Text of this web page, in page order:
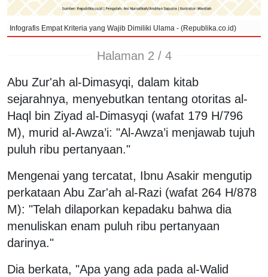
Infografis Empat Kriteria yang Wajib Dimiliki Ulama - (Republika.co.id)
Halaman 2 / 4
Abu Zur'ah al-Dimasyqi, dalam kitab
sejarahnya, menyebutkan tentang otoritas al-
Haql bin Ziyad al-Dimasyqi (wafat 179 H/796
M), murid al-Awza’i: "Al-Awza’i menjawab tujuh
puluh ribu pertanyaan."
Mengenai yang tercatat, Ibnu Asakir mengutip
perkataan Abu Zar'ah al-Razi (wafat 264 H/878
M): "Telah dilaporkan kepadaku bahwa dia
menuliskan enam puluh ribu pertanyaan
darinya."
Dia berkata, "Apa yang ada pada al-Walid